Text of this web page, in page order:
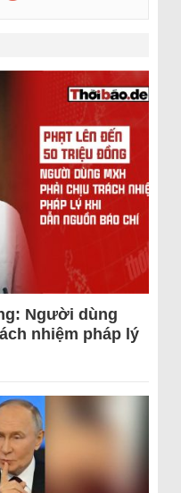
Người dùng
nhiệm pháp lý